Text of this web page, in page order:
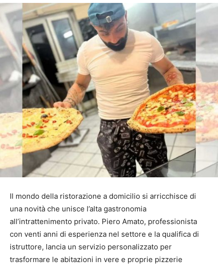
Il mondo della ristorazione a domicilio si arricchisce di
una novità che unisce l’alta gastronomia
all’intrattenimento privato. Piero Amato, professionista
con venti anni di esperienza nel settore e la qualifica di
istruttore, lancia un servizio personalizzato per
trasformare le abitazioni in vere e proprie pizzerie